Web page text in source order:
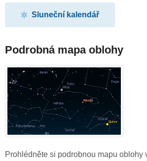
Sluneční kalendář
Podrobná mapa oblohy
Prohlédněte si podrobnou mapu oblohy